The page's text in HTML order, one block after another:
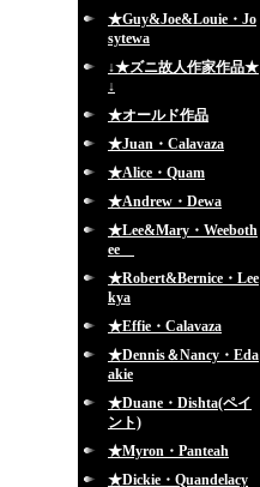
★Guy&Joe&Louie・Jo
sytewa
↓★ズニ故人作家作品★
↓
★オールド作品
★Juan・Calavaza
★Alice・Quam
★Andrew・Dewa
★Lee&Mary・Weeboth
ee
★Robert&Bernice・Lee
kya
★Effie・Calavaza
★Dennis＆Nancy・Eda
akie
★Duane・Dishta(ペイ
ント)
★Myron・Panteah
★Dickie・Quandelacy